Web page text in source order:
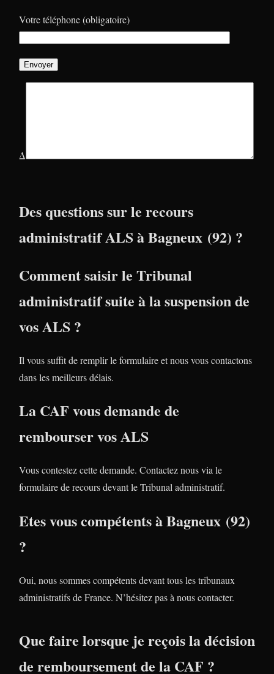
Votre téléphone (obligatoire)
Δ
Des questions sur le recours
administratif ALS à Bagneux (92) ?
Comment saisir le Tribunal
administratif suite à la suspension de
vos ALS ?
Il vous suffit de remplir le formulaire et nous vous contactons
dans les meilleurs délais.
La CAF vous demande de
rembourser vos ALS
Vous contestez cette demande. Contactez nous via le
formulaire de recours devant le Tribunal administratif.
Etes vous compétents à Bagneux (92)
?
Oui, nous sommes compétents devant tous les tribunaux
administratifs de France. N’hésitez pas à nous contacter.
Que faire lorsque je reçois la décision
de remboursement de la CAF ?